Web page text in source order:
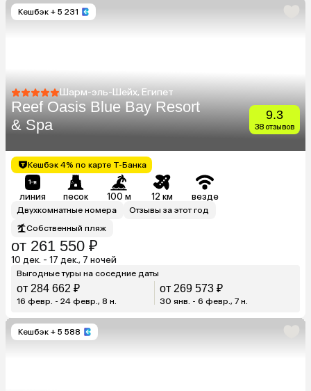
Кешбэк + 5 231
Шарм-эль-Шейх, Египет
Reef Oasis Blue Bay Resort
& Spa
9.3
38 отзывов
Кешбэк 4% по карте Т-Банка
линия песок 100 м 12 км везде
Двухкомнатные номера
Отзывы за этот год
Собственный пляж
от 261 550 ₽
10 дек. - 17 дек., 7 ночей
Выгодные туры на соседние даты
от 284 662 ₽
16 февр. - 24 февр., 8 н.
от 269 573 ₽
30 янв. - 6 февр., 7 н.
Кешбэк + 5 588